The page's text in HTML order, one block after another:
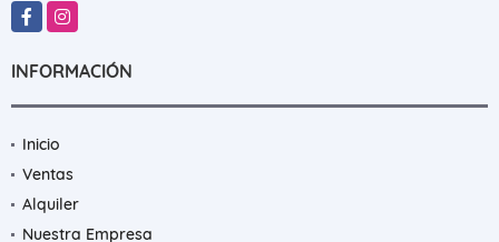
FacebookInstagram
INFORMACIÓN
Inicio
Ventas
Alquiler
Nuestra Empresa